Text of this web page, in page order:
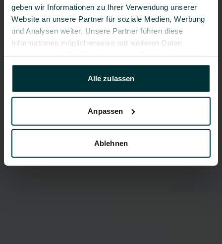
geben wir Informationen zu Ihrer Verwendung unserer
Website an unsere Partner für soziale Medien, Werbung
und Analysen weiter. Unsere Partner führen diese
Informationen möglicherweise mit weiteren Daten
sie im Rahmen Ihrer Nutzung der Dienste gesammelt
Datenschutzerklärung - Impressum
Alle zulassen
Anpassen
Ablehnen